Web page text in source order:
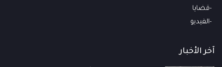
قضايا
الفيديو
آخر الأخبار